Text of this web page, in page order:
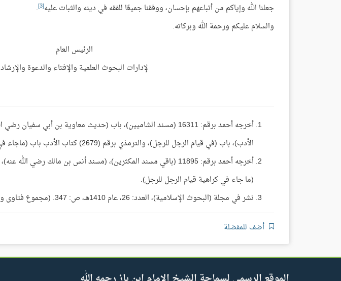
جعلنا الله وإياكم من أتباعهم بإحسان، ووفقنا جميعًا للفقه في دينه والثبات عليه[3]
.
والسلام عليكم ورحمة الله وبركاته.
الرئيس العام
لإدارات البحوث العلمية والإفتاء والدعوة والإرشاد
الأدب)، باب (في قيام الرجل للرجل)، والترمذي برقم (2679) كتاب الأدب باب (ماجاء في كراهية قيام الرجل للرجل).
(ما جاء في كراهية قيام الرجل للرجل).
نشر في مجلة (البحوث الإسلامية)، العدد: 26، عام 1410هـ، ص: 347. (مجموع فتاوى ومقالات الشيخ ابن باز 24/ 49).
أضف للمفضلة